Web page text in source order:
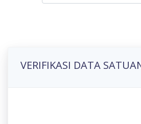
VERIFIKASI DATA